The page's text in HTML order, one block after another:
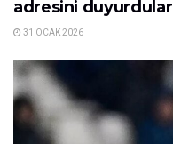
adresini duyurdular
31 OCAK 2026